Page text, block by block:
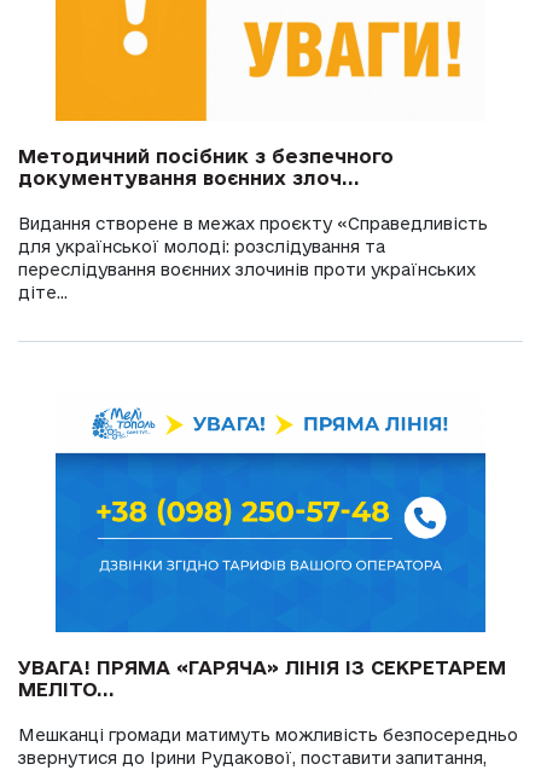
Методичний посібник з безпечного
документування воєнних злоч...
Видання створене в межах проєкту «Справедливість
для української молоді: розслідування та
переслідування воєнних злочинів проти українських
діте...
УВАГА! ПРЯМА «ГАРЯЧА» ЛІНІЯ ІЗ СЕКРЕТАРЕМ
МЕЛІТО...
Мешканці громади матимуть можливість безпосередньо
звернутися до Ірини Рудакової, поставити запитання,